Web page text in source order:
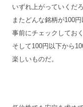
いずれ上がっていくだ
またどんな銘柄が100
事前にチェックしてお
そして100円以下から
楽しいものだ。